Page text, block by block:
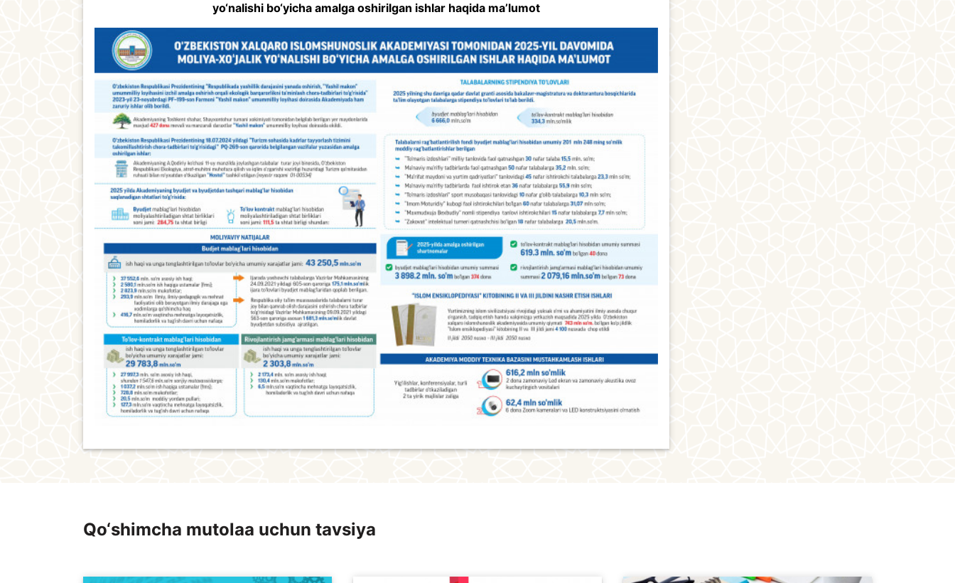
yo‘nalishi bo‘yicha amalga oshirilgan ishlar haqida ma’lumot
Qo‘shimcha mutolaa uchun tavsiya